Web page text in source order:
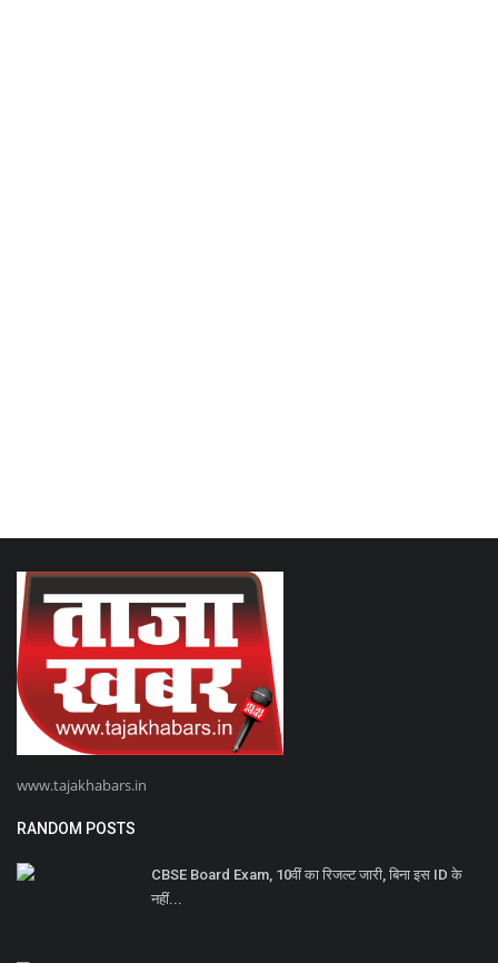
www.tajakhabars.in
RANDOM POSTS
CBSE Board Exam, 10वीं का रिजल्ट जारी, बिना इस ID के
नहीं...